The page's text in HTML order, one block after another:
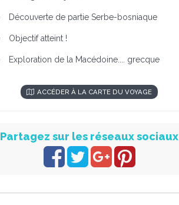
Découverte de partie Serbe-bosniaque
Objectif atteint !
Exploration de la Macédoine.... grecque
ACCÉDER À LA CARTE DU VOYAGE
Partagez sur les réseaux sociaux